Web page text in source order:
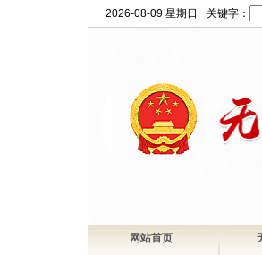
2026-08-09 星期日 关键字：
网站首页